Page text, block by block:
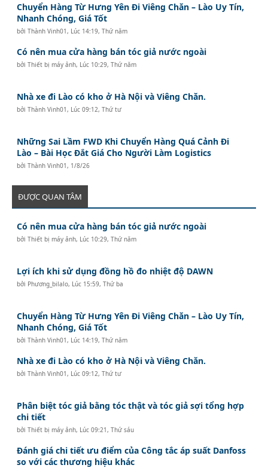
Chuyển Hàng Từ Hưng Yên Đi Viêng Chăn – Lào Uy Tín,
Nhanh Chóng, Giá Tốt
bởiThành Vinh01 , Lúc 14:19, Thứ năm
Có nên mua cửa hàng bán tóc giả nước ngoài
bởiThiết bị máy ảnh, Lúc 10:29, Thứ năm
Nhà xe đi Lào có kho ở Hà Nội và Viêng Chăn.
bởiThành Vinh01 , Lúc 09:12, Thứ tư
Những Sai Lầm FWD Khi Chuyển Hàng Quá Cảnh Đi
Lào – Bài Học Đắt Giá Cho Người Làm Logistics
bởiThành Vinh01 , 1/8/26
ĐƯỢC QUAN TÂM
Có nên mua cửa hàng bán tóc giả nước ngoài
bởiThiết bị máy ảnh, Lúc 10:29, Thứ năm
Lợi ích khi sử dụng đồng hồ đo nhiệt độ DAWN
bởi Phương_bilalo, Lúc 15:59, Thứ ba
Chuyển Hàng Từ Hưng Yên Đi Viêng Chăn – Lào Uy Tín,
Nhanh Chóng, Giá Tốt
bởiThành Vinh01 , Lúc 14:19, Thứ năm
Nhà xe đi Lào có kho ở Hà Nội và Viêng Chăn.
bởiThành Vinh01 , Lúc 09:12, Thứ tư
Phân biệt tóc giả bằng tóc thật và tóc giả sợi tổng hợp
chi tiết
bởiThiết bị máy ảnh, Lúc 09:21, Thứ sáu
Đánh giá chi tiết ưu điểm của Công tắc áp suất Danfoss
so với các thương hiệu khác